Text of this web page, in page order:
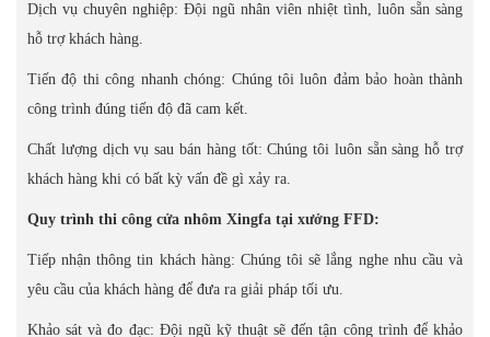
Dịch vụ chuyên nghiệp: Đội ngũ nhân viên nhiệt tình, luôn sẵn sàng
hỗ trợ khách hàng.
Tiến độ thi công nhanh chóng: Chúng tôi luôn đảm bảo hoàn thành
công trình đúng tiến độ đã cam kết.
Chất lượng dịch vụ sau bán hàng tốt: Chúng tôi luôn sẵn sàng hỗ trợ
khách hàng khi có bất kỳ vấn đề gì xảy ra.
Quy trình thi công cửa nhôm Xingfa tại xưởng FFD:
Tiếp nhận thông tin khách hàng: Chúng tôi sẽ lắng nghe nhu cầu và
yêu cầu của khách hàng để đưa ra giải pháp tối ưu.
Khảo sát và đo đạc: Đội ngũ kỹ thuật sẽ đến tận công trình để khảo